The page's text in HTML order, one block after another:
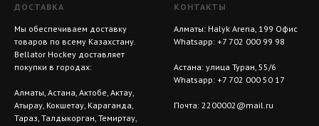
ДОСТАВКА
Мы обеспечиваем доставку
товаров по всему Казахстану.
Bellator Hockey доставляет
покупки в городах:
Алматы, Астана, Актобе, Актау,
Атырау, Кокшетау, Караганда,
Тараз, Талдыкорган, Темиртау,
КОНТАКТЫ
Алматы: Halyk Arena, 199 Офис
Whatsapp: +7 702 000 99 98
Астана: улица Туран, 55/6
Whatsapp: +7 702 000 50 17
Почта: 2200002@mail.ru